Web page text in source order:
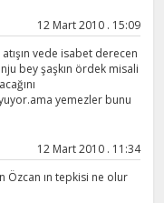
12 Mart 2010 . 15:09
vede isabet derecen
bey şaşkın ördek misali
yemezler bunu
12 Mart 2010 . 11:34
Özcan ın tepkisi ne olur